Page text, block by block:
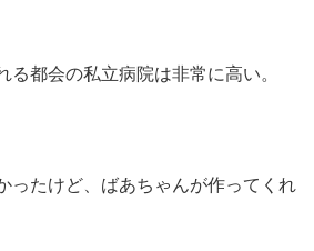
る都会の私立病院は非常に高い。
ったけど、ばあちゃんが作ってくれ